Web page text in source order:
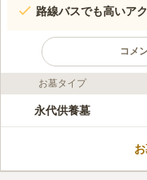
路線バスでも高いア
コメ
ライフドット編集部のコメント
色鮮やかな花々に
て利用できるロッ
お墓タイプ
永代供養墓